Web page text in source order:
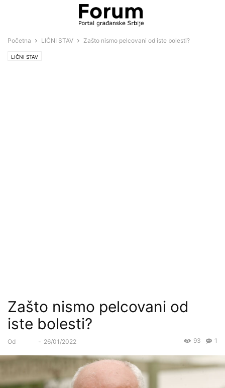
Početna LIČNI STAV Zašto nismo pelcovani od iste bolesti?
LIČNI STAV
Zašto nismo pelcovani od
iste bolesti?
Od - 26/01/2022 1
93